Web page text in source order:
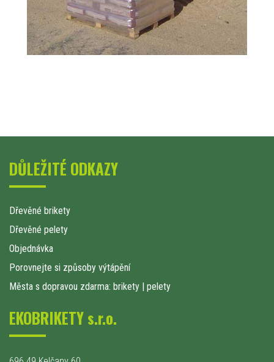
DŮLEŽITÉ ODKAZY
Dřevěné brikety
Dřevěné pelety
Objednávka
Porovnejte si způsoby výtápění
Města s dopravou zdarma: brikety | pelety
EKOBRIKETY s.r.o.